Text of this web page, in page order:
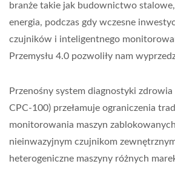
branże takie jak budownictwo
energia, podczas gdy wczesne
czujników i inteligentnego
Przemysłu 4.0 pozwoliły nam
Przenośny system diagnostyki
CPC-100) przełamuje ograniczenia
monitorowania maszyn
nieinwazyjnym czujnikom
heterogeniczne maszyny różnych